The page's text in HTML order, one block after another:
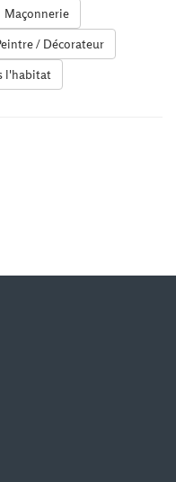
Maçonnerie
/ Décorateur
l'habitat